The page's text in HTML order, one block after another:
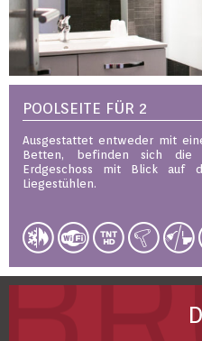
POOLSEITE FÜR 2
Ausgestattet entweder mit
Betten, befinden sich die
Erdgeschoss mit Blick auf
Liegestühlen.